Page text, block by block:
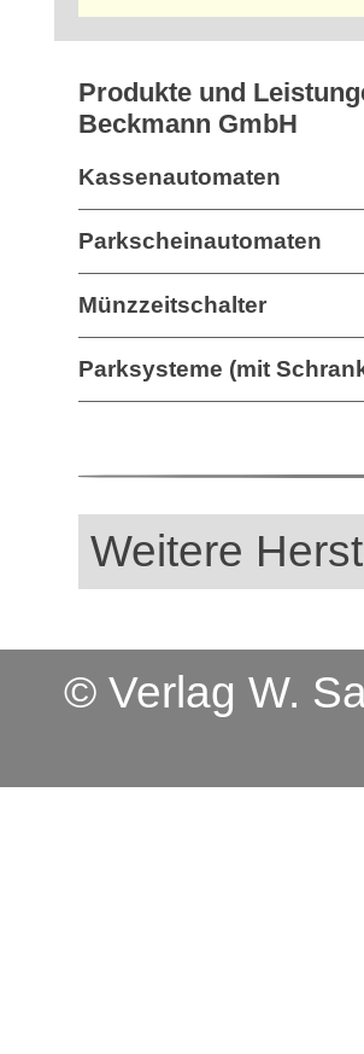
Produkte und
Beckmann GmbH
Kassenautomaten
Parkscheinautomaten
Münzzeitschalter
Parksysteme (mit
Weitere
© Verlag W.